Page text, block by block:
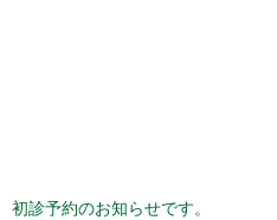
初診予約のお知らせです。